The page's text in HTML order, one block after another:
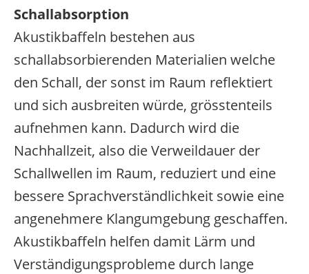
Schallabsorption
Akustikbaffeln bestehen aus
schallabsorbierenden Materialien welche
den Schall, der sonst im Raum reflektiert
und sich ausbreiten würde, grösstenteils
aufnehmen kann. Dadurch wird die
Nachhallzeit, also die Verweildauer der
Schallwellen im Raum, reduziert und eine
bessere Sprachverständlichkeit sowie eine
angenehmere Klangumgebung geschaffen.
Akustikbaffeln helfen damit Lärm und
Verständigungsprobleme durch lange